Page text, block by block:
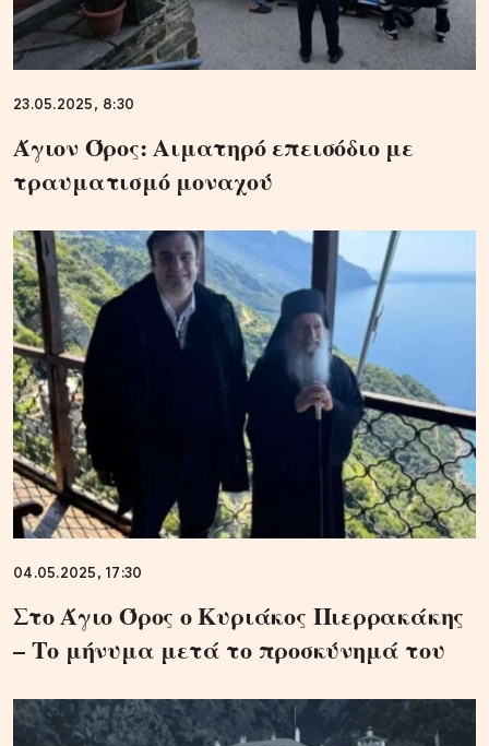
23.05.2025, 8:30
Άγιον Όρος: Αιματηρό επεισόδιο με
τραυματισμό μοναχού
04.05.2025, 17:30
Στο Άγιο Όρος ο Κυριάκος Πιερρακάκης
– Το μήνυμα μετά το προσκύνημά του